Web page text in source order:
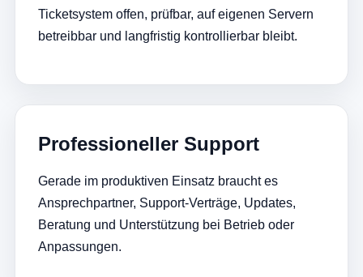
Ticketsystem offen, prüfbar, auf eigenen Servern
betreibbar und langfristig kontrollierbar bleibt.
Professioneller Support
Gerade im produktiven Einsatz braucht es
Ansprechpartner, Support-Verträge, Updates,
Beratung und Unterstützung bei Betrieb oder
Anpassungen.